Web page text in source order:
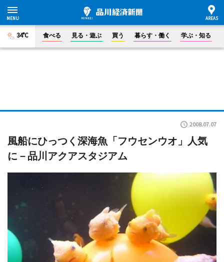
34°C 食べる 見る・遊ぶ 買う 暮らす・働く 学ぶ・知る
2008.07.07
風船にひっつく深海魚「フウセンウオ」人気
に－品川アクアスタジアム